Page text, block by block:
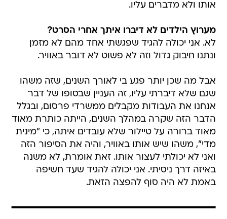
אותו ולא מדברים עליו.
מערוץ הילדים לא דיברו איתך אחרי הסרט?
לא. אני יכולה להגיד שפגשתי אחד מהם לא מזמן
ונתנו חיבוק גדול וזה לא פשוט לא דובר באוויר.
אבל מה שכן יותר פגע בי לאורך השנים, שזה משהו
שגם שלא דיברתי עליו, זה העניין שבסופו של דבר
אנחנו את העבודות מקבלים ממשרדי פרסום, ובגלל
הדבר הזה שקרה במהלך השנים, הייתה כותרת מאוד
מאוד ברורה על טיילור שלא עובדים איתה, כי "מינית
מדי", משהו שיש אותו באוויר, והיה את הסיפור הזה
ואני לא יכולתי לעצור אותו. זאת אומרת, לא משנה
באיזה דרך ניסיתי. אני יכולה להגיד שעד חשיפה
באמת לא היה סוף להפצה הזאת.